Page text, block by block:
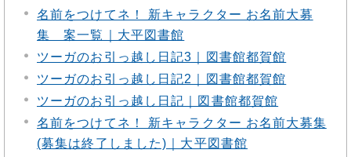
名前をつけてネ！ 新キャラクター お名前大募
集 案一覧｜大平図書館
ツーガのお引っ越し日記3｜図書館都賀館
ツーガのお引っ越し日記2｜図書館都賀館
ツーガのお引っ越し日記｜図書館都賀館
名前をつけてネ！ 新キャラクター お名前大募集
(募集は終了しました)｜大平図書館